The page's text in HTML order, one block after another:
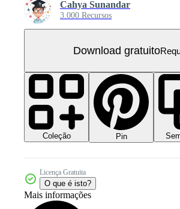
Cahya Sunandar
3.000 Recursos
Download gratuito
Coleção Pin
Licença Gratuita
O que é isto?
Mais informações